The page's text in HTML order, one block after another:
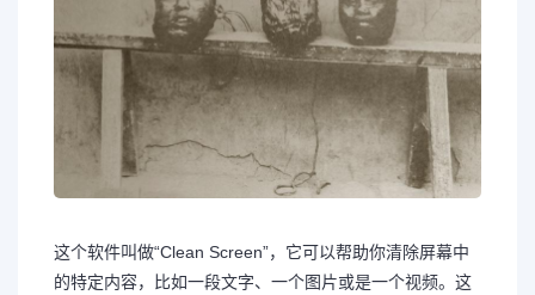
这个软件叫做“Clean Screen”，它可以帮助你清除屏幕中
的特定内容，比如一段文字、一个图片或是一个视频。这